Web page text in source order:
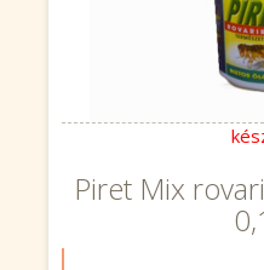
Piret Mix